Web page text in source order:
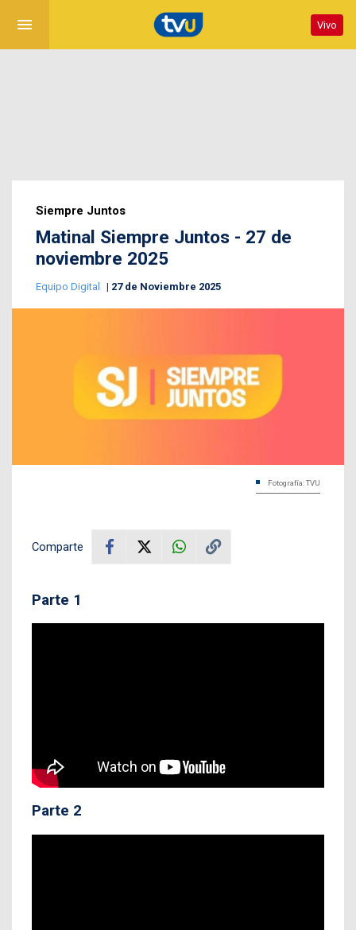
menu Vivo
Siempre Juntos
Matinal Siempre Juntos - 27 de
noviembre 2025
Equipo Digital 27 de Noviembre 2025
Fotografía: TVU
Comparte
Parte 1
Parte 2